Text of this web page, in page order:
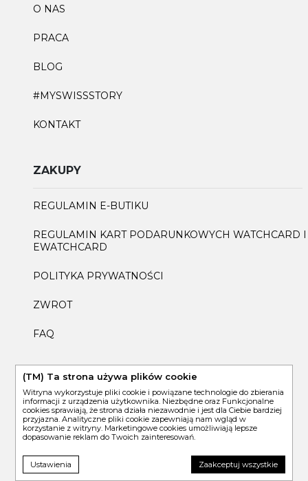
O NAS
PRACA
BLOG
#MYSWISSSTORY
KONTAKT
ZAKUPY
REGULAMIN E-BUTIKU
REGULAMIN KART PODARUNKOWYCH WATCHCARD I
EWATCHCARD
POLITYKA PRYWATNOŚCI
ZWROT
FAQ
USŁUGI
SERWIS i REKLAMACJE
DOSTAWA
B2B - KLIENT BIZNESOWY
(TM) Ta strona używa plików cookie
Witryna wykorzystuje pliki cookie i powiązane technologie do zbierania
informacji z urządzenia użytkownika. Niezbędne oraz Funkcjonalne
cookies sprawiają, że strona działa niezawodnie i jest dla Ciebie bardziej
przyjazna. Analityczne pliki cookie zapewniają nam wgląd w
korzystanie z witryny. Marketingowe cookies umożliwiają lepsze
dopasowanie reklam do Twoich zainteresowań.
Ustawienia Zaakceptuj wszystkie